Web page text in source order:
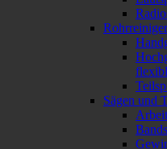
Rohrreiniger
Sägen und